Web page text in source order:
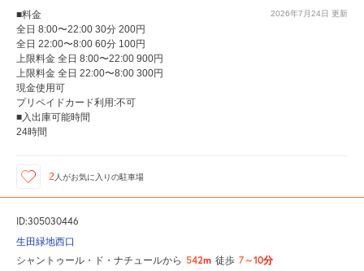
2026年7月24日 更新
■料金
全日 8:00〜22:00 30分 200円
全日 22:00〜8:00 60分 100円
上限料金 全日 8:00〜22:00 900円
上限料金 全日 22:00〜8:00 300円
現金使用可
プリペイドカード利用:不可
■入出庫可能時間
24時間
2 人がお気に入りの駐車場
ID:305030446
生田緑地西口
シャントゥール・ド・ナチュールから 542m 徒歩 7～10分